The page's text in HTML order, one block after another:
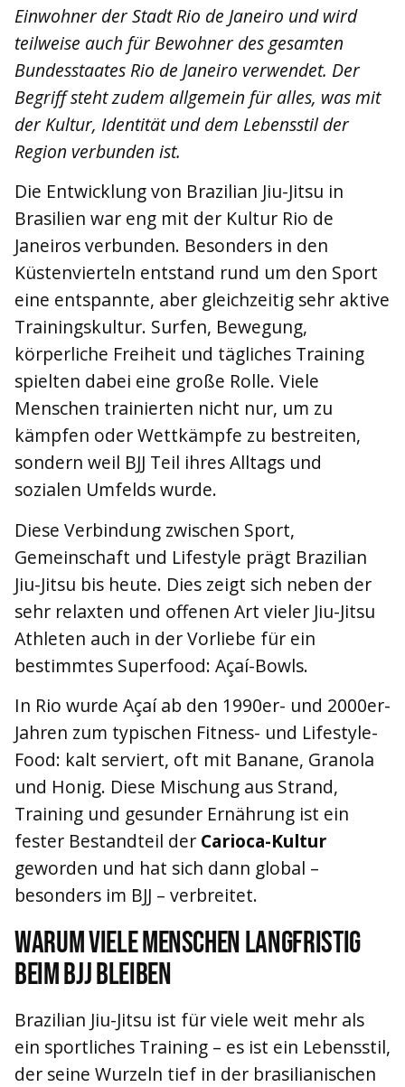
Einwohner der Stadt Rio de Janeiro und wird
teilweise auch für Bewohner des gesamten
Bundesstaates Rio de Janeiro verwendet. Der
Begriff steht zudem allgemein für alles, was mit
der Kultur, Identität und dem Lebensstil der
Region verbunden ist.
Die Entwicklung von Brazilian Jiu-Jitsu in
Brasilien war eng mit der Kultur Rio de
Janeiros verbunden. Besonders in den
Küstenvierteln entstand rund um den Sport
eine entspannte, aber gleichzeitig sehr aktive
Trainingskultur. Surfen, Bewegung,
körperliche Freiheit und tägliches Training
spielten dabei eine große Rolle. Viele
Menschen trainierten nicht nur, um zu
kämpfen oder Wettkämpfe zu bestreiten,
sondern weil BJJ Teil ihres Alltags und
sozialen Umfelds wurde.
Diese Verbindung zwischen Sport,
Gemeinschaft und Lifestyle prägt Brazilian
Jiu-Jitsu bis heute. Dies zeigt sich neben der
sehr relaxten und offenen Art vieler Jiu-Jitsu
Athleten auch in der Vorliebe für ein
bestimmtes Superfood: Açaí-Bowls.
In Rio wurde Açaí ab den 1990er- und 2000er-
Jahren zum typischen Fitness- und Lifestyle-
Food: kalt serviert, oft mit Banane, Granola
und Honig. Diese Mischung aus Strand,
Training und gesunder Ernährung ist ein
fester Bestandteil der Carioca-Kultur
geworden und hat sich dann global –
besonders im BJJ – verbreitet.
Warum viele Menschen langfristig
beim BJJ bleiben
Brazilian Jiu-Jitsu ist für viele weit mehr als
ein sportliches Training – es ist ein Lebensstil,
der seine Wurzeln tief in der brasilianischen